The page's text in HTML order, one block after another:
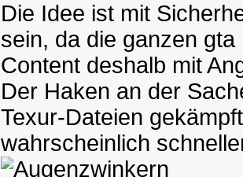
Die Idee ist mit
sein, da die ganzen
Content deshalb mit
Der Haken an der
Texur-Dateien
wahrscheinlich